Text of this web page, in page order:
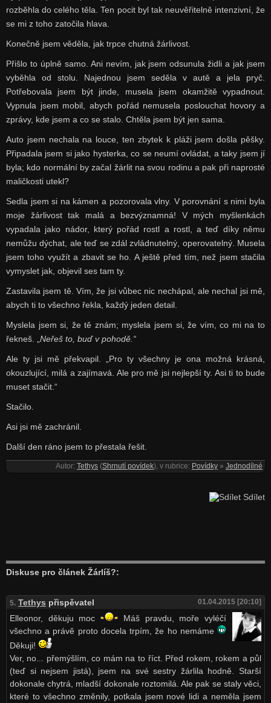
rozběhla do celého těla. Ten pocit byl tak neuvěřitelně intenzivní, že
se mi z toho zatočila hlava.
Konečně jsem věděla, jak trpce chutná žárlivost.
Přišlo to úplně samo. Ani nevím, jak jsem odsunula židli a jak jsem
vyběhla od stolu. Najednou jsem seděla v autě a jela pryč.
Potřebovala jsem být jinde, musela jsem okamžitě vypadnout.
Vypnula jsem mobil, abych pořád nemusela poslouchat hovory a
zprávy, kde jsem a co se stalo. Chtěla jsem být jen sama.
Auto jsem nechala na louce, ten zbytek k pláži jsem došla pěšky.
Připadala jsem si jako hysterka, co se neumí ovládat, a taky jsem jí
byla; kdo normální by začal žárlit na svou rodinu a pak při naprosté
maličkosti utekl?
Sedla jsem si na kámen a pozorovala vlny. V porovnání s nimi byla
moje žárlivost tak malá a bezvýznamná! V mých myšlenkách
vypadala jako nádor, který pořád rostl a rostl, a teď díky němu
nemůžu dýchat, ale teď se zdál zvládnutelný, operovatelný. Musela
jsem toho využít a zbavit se ho. A ještě před tím, než jsem stačila
vymyslet jak, objevil ses tam ty.
Zastavila jsem tě. Vím, že jsi vůbec nic nechápal, ale nechal jsi mě,
abych ti to všechno řekla, každý jeden detail.
Myslela jsem si, že tě znám; myslela jsem si, že vím, co mi na to
řekneš. „ Neřeš to, buď v pohodě.“
Ale ty jsi mě překvapil. „Pro ty všechny je ona možná krásná,
okouzlující, milá a zajímavá. Ale pro mě jsi nejlepší ty. Asi ti to bude
muset stačit.“
Stačilo.
Asi jsi mě zachránil.
Další den ráno jsem to přestala řešit.
Autor:Tethys (Shrnutí povídek), v rubrice: Povídky »Jednodílné
Sdílet
Diskuse pro článek Žárlíš?:
5. Tethys přispěvatel 01.04.2015 [20:10]
Elleonor, děkuju moc
Máš pravdu, moře vyléčí
všechno a právě proto docela trpím, že ho nemáme
Děkuji!
Ver, no... přemýšlím, co mám na to říct. Před rokem, rokem a půl
(teď si nejsem jistá), jsem na své sestry žárlila hodně. Starší
dokonale chytrá, mladší dokonale roztomilá. Ale pak se staly věci,
které to všechno změnily, potkala jsem nové lidi a neměla jsem